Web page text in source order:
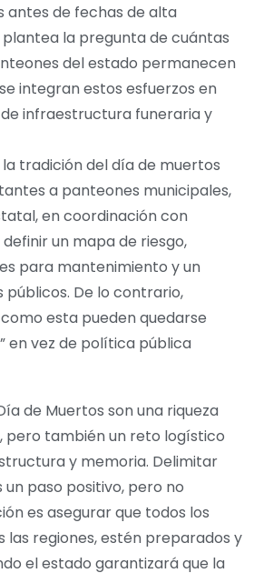
antes de fechas de alta
plantea la pregunta de cuántas
del estado permanecen
integran estos esfuerzos en
infraestructura funeraria y
tradición del día de muertos
a panteones municipales,
en coordinación con
un mapa de riesgo,
para mantenimiento y un
De lo contrario,
esta pueden quedarse
en vez de política pública
de Muertos son una riqueza
pero también un reto logístico
y memoria. Delimitar
paso positivo, pero no
es asegurar que todos los
las regiones, estén preparados y
el estado garantizará que la